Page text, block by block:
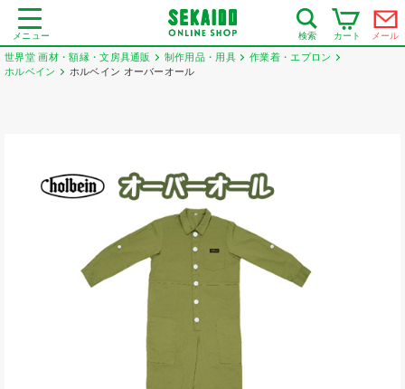
メニュー 検索 カート メール
世界堂 画材・額縁・文房具通販 制作用品・用具
作業着・エプロン
ホルベイン
ホルベイン オーバーオール